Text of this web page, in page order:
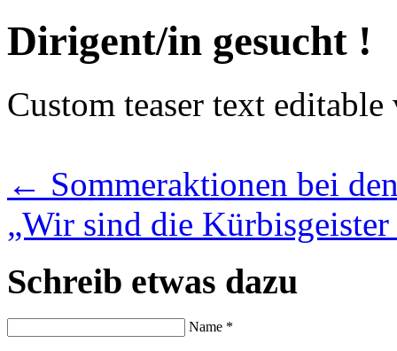
Dirigent/in gesucht !
Custom teaser text
← Sommeraktionen bei
„Wir sind die
Schreib etwas dazu
Name *